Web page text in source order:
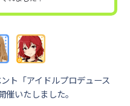
ト「アイドルプロデュース
いたしました。